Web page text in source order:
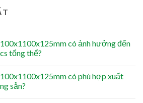
có ảnh hưởng đến
tổng thể?
có phù hợp xuất
sản?